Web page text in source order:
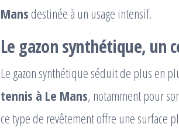
Mans destinée à un usage intensif.
Le gazon synthétique,
Le gazon synthétique séduit de plus en
tennis à Le Mans, notamment pour
ce type de revêtement offre une surface